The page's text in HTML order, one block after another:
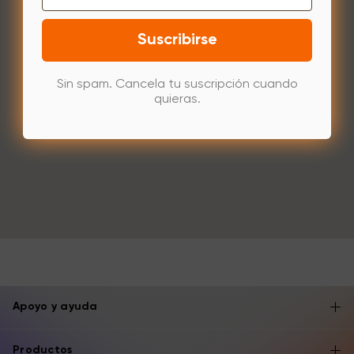
Apoyo y ayuda
Productos
Suscribirse
Sin spam. Cancela tu suscripción cuando
quieras.